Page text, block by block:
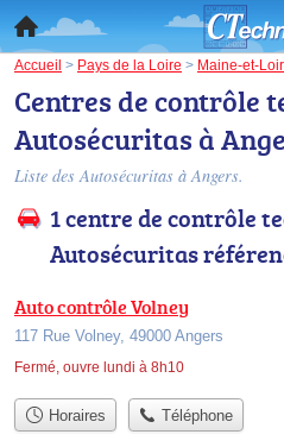
Accueil > Pays de la Loire > Maine-et-
Centres de contrôle
Autosécuritas à
Liste des Autosécuritas à Angers.
1 centre de contrôle
Autosécuritas
Auto contrôle Volney
117 Rue Volney, 49000 Angers
Fermé, ouvre lundi à 8h10
Horaires Téléphone